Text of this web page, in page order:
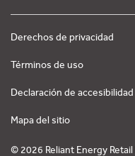
Derechos de privacidad
Términos de uso
Declaración de accesibilidad
Mapa del sitio
© 2026 Reliant Energy